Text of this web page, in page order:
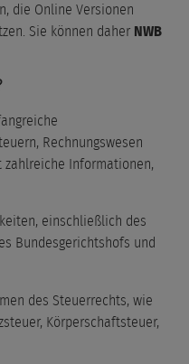
die Online Versionen
Sie können daher NWB
Rechnungswesen
Informationen,
einschließlich des
Bundesgerichtshofs und
des Steuerrechts, wie
Körperschaftsteuer,